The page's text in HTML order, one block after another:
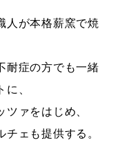
人が本格薪窯で焼
耐症の方でも一緒
、
ァをはじめ、
ェも提供する。